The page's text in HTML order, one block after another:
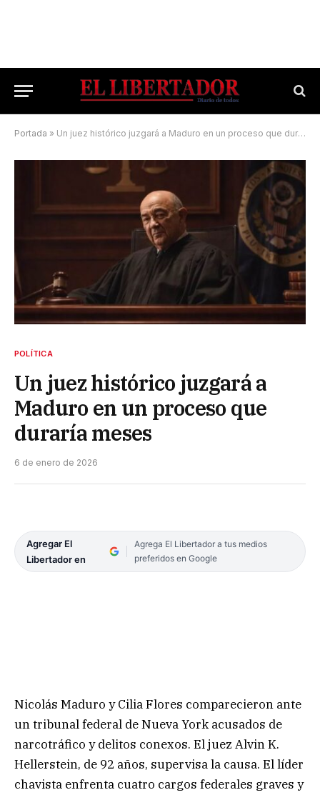
Portada » Un juez histórico juzgará a Maduro en un proceso que duraría meses
POLÍTICA
Un juez histórico juzgará a
Maduro en un proceso que
duraría meses
6 de enero de 2026
Agregar El
Libertador en
Agrega El Libertador a tus medios
preferidos en Google
Nicolás Maduro y Cilia Flores comparecieron ante
un tribunal federal de Nueva York acusados de
narcotráfico y delitos conexos. El juez Alvin K.
Hellerstein, de 92 años, supervisa la causa. El líder
chavista enfrenta cuatro cargos federales graves y